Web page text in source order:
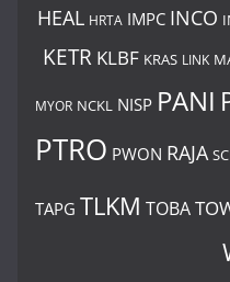
HEAL HRTA IMPC INCO
KETR KLBF KRAS LINK
MYOR NCKL NISP PANI
PTRO PWON RAJA
TAPG TLKM TOBA